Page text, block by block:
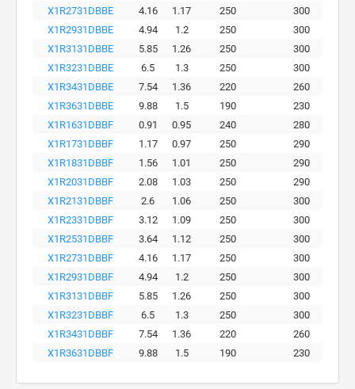
X1R2731DBBE
4.16 1.17 250
300
X1R2931DBBE
4.94 1.2 250
300
X1R3131DBBE
5.85 1.26 250
300
X1R3231DBBE
6.5 1.3 250
300
X1R3431DBBE
7.54 1.36 220
260
X1R3631DBBE
9.88 1.5 190
230
X1R1631DBBF
0.91 0.95 240
280
X1R1731DBBF
1.17 0.97 250
290
X1R1831DBBF
1.56 1.01 250
290
X1R2031DBBF
2.08 1.03 250
290
X1R2131DBBF
2.6 1.06 250
300
X1R2331DBBF
3.12 1.09 250
300
X1R2531DBBF
3.64 1.12 250
300
X1R2731DBBF
4.16 1.17 250
300
X1R2931DBBF
4.94 1.2 250
300
X1R3131DBBF
5.85 1.26 250
300
X1R3231DBBF
6.5 1.3 250
300
X1R3431DBBF
7.54 1.36 220
260
X1R3631DBBF
9.88 1.5 190 230